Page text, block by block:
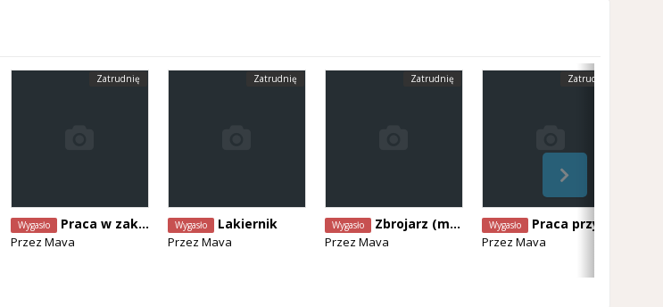
Zatrudnię
Wygasło Praca w zakładzie prefabrykacji
Przez Mava
Zatrudnię
Wygasło Lakiernik
Przez Mava
Zatrudnię
Wygasło Zbrojarz (m/k)z umiejętnością spawania – Produkcja Prefabrykatów
Przez Mava
Zatrudnię
Wygasło Praca przy murowaniu
Przez Mava